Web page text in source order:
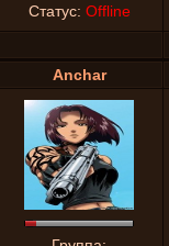
Статус: Offline
Anchar